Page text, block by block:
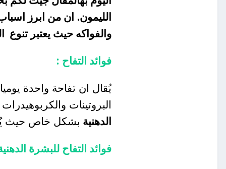
الليمون. ان من ابرز
والفواكه حيث يعتبر
فوائد التفاح :
يُقال ان تفاحة واحدة
البروتينات
الدهنية بشكل خاص حيث
فوائد التفاح للبشرة